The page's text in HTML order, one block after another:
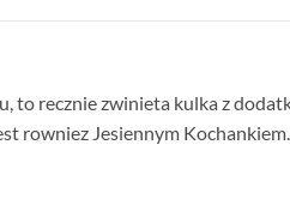
to recznie zwinieta kulka z
rowniez Jesiennym